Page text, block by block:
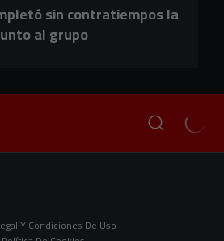
sin contratiempos la
al grupo
Y Condiciones De Uso